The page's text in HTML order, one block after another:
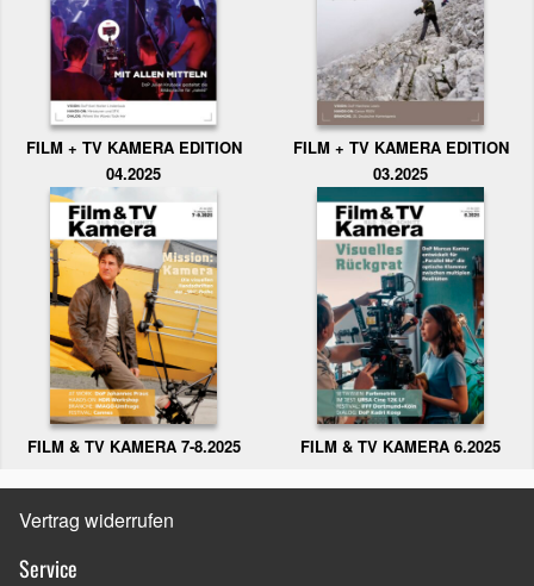
FILM + TV KAMERA EDITION
04.2025
FILM + TV KAMERA EDITION
03.2025
FILM & TV KAMERA 7-8.2025 FILM & TV KAMERA 6.2025
Vertrag widerrufen
Service